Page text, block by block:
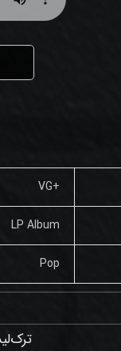
+VG
LP Album
Pop